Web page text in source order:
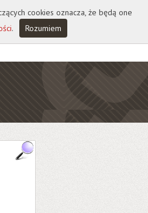
cookies oznacza, że będą one
. Rozumiem